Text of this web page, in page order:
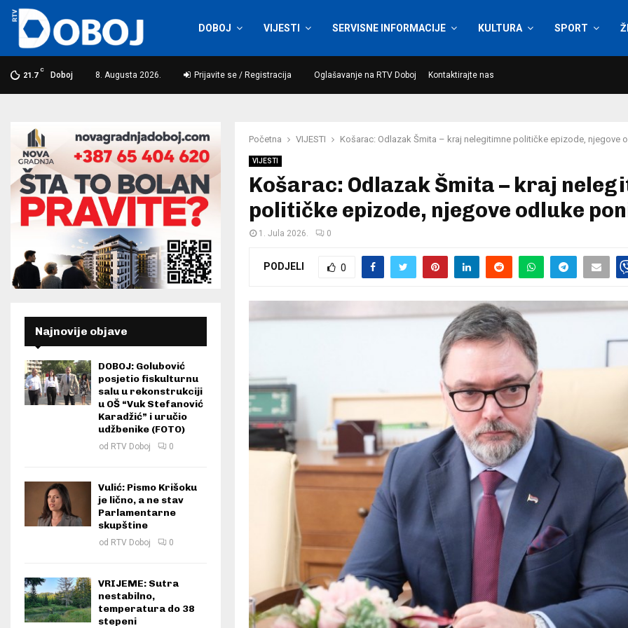
DOBOJ VIJESTI SERVISNE INFORMACIJE KULTURA SPORT
21.7
C
Doboj 8. Augusta 2026. Prijavite se / Registracija Oglašavanje na RTV Doboj Kontaktirajte nas
Početna VIJESTI Košarac: Odlazak Šmita – kraj nelegitimne političke epizode, njegove
VIJESTI
Košarac: Odlazak Šmita – kraj
političke epizode, njegove odluke
1. Jula 2026. 0
PODJELI 0
Najnovije objave
DOBOJ: Golubović
posjetio fiskulturnu
salu u rekonstrukciji
u OŠ “Vuk Stefanović
Karadžić” i uručio
udžbenike (FOTO)
od RTV Doboj 0
Vulić: Pismo Krišoku
je lično, a ne stav
Parlamentarne
skupštine
od RTV Doboj 0
VRIJEME: Sutra
nestabilno,
temperatura do 38
stepeni